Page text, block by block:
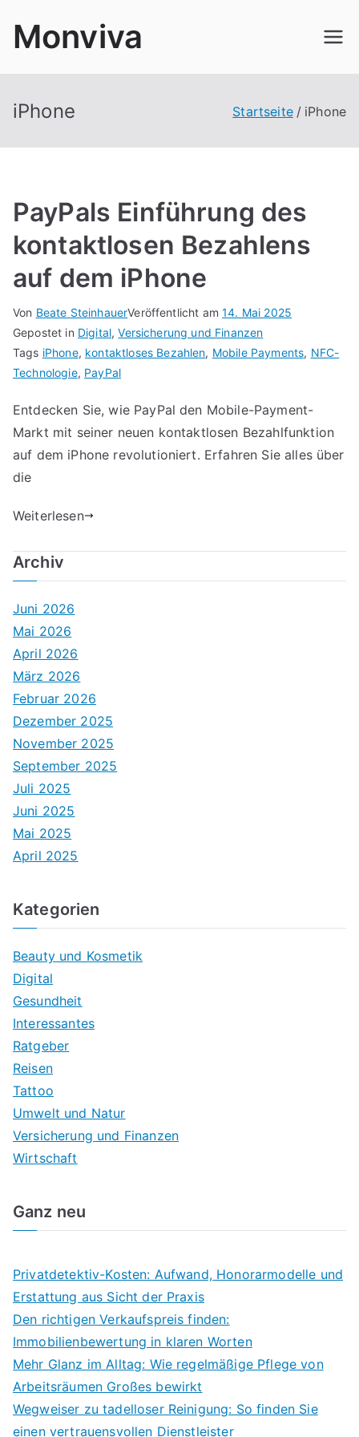
InhaltMonviva
iPhone Startseite iPhone
PayPals Einführung des
kontaktlosen Bezahlens
auf dem iPhone
Von Beate SteinhauerVeröffentlicht am14. Mai 2025
Gepostet in Digital,Versicherung und Finanzen
Tags iPhone, kontaktloses Bezahlen, Mobile Payments, NFC-
Technologie, PayPal
Entdecken Sie, wie PayPal den Mobile-Payment-
Markt mit seiner neuen kontaktlosen Bezahlfunktion
auf dem iPhone revolutioniert. Erfahren Sie alles über
die
Weiterlesen
Archiv
Juni 2026
Mai 2026
April 2026
März 2026
Februar 2026
Dezember 2025
November 2025
September 2025
Juli 2025
Juni 2025
Mai 2025
April 2025
Kategorien
Beauty und Kosmetik
Digital
Gesundheit
Interessantes
Ratgeber
Reisen
Tattoo
Umwelt und Natur
Versicherung und Finanzen
Wirtschaft
Ganz neu
Privatdetektiv-Kosten: Aufwand, Honorarmodelle und
Erstattung aus Sicht der Praxis
Den richtigen Verkaufspreis finden:
Immobilienbewertung in klaren Worten
Mehr Glanz im Alltag: Wie regelmäßige Pflege von
Arbeitsräumen Großes bewirkt
Wegweiser zu tadelloser Reinigung: So finden Sie
einen vertrauensvollen Dienstleister